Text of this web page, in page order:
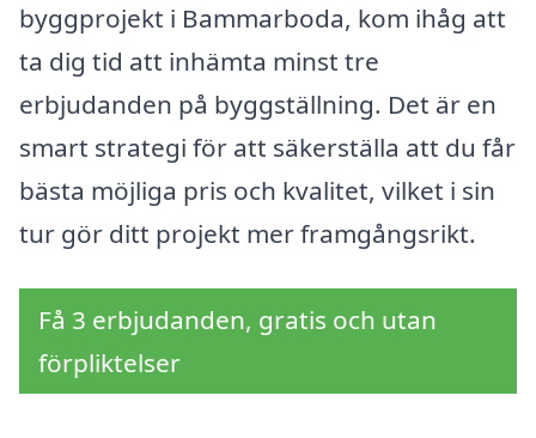
byggprojekt i Bammarboda, kom ihåg att
ta dig tid att inhämta minst tre
erbjudanden på byggställning. Det är en
smart strategi för att säkerställa att du får
bästa möjliga pris och kvalitet, vilket i sin
tur gör ditt projekt mer framgångsrikt.
Få 3 erbjudanden, gratis och utan
förpliktelser